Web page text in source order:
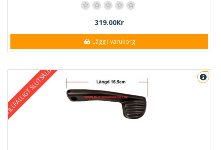
319.00Kr
Lägg i varukorg
TILLFÄLLIGT SLUTSÅLD